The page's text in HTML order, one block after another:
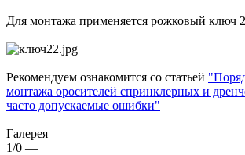
Для монтажа применяется рожковый ключ
Рекомендуем ознакомится со статьей
монтажа оросителей спринклерных и
часто допускаемые ошибки"
Галерея
1/0 —